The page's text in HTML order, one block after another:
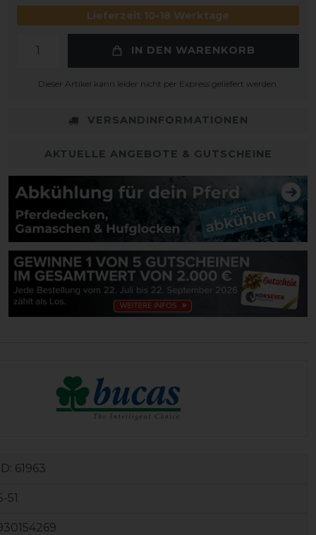
Lieferzeit 10-18 Werktage
IN DEN WARENKORB
Dieser Artikel kann leider nicht per Express geliefert werden.
VERSANDINFORMATIONEN
AKTUELLE ANGEBOTE & GUTSCHEINE
61963
51